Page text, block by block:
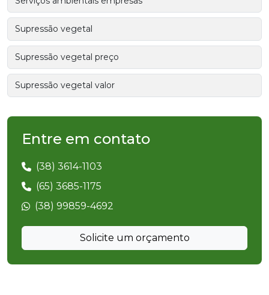
Supressão vegetal
Supressão vegetal preço
Supressão vegetal valor
Entre em contato
(38) 3614-1103
(65) 3685-1175
(38) 99859-4692
Solicite um orçamento